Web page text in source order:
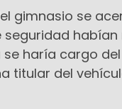
gimnasio se
haría cargo
titular del